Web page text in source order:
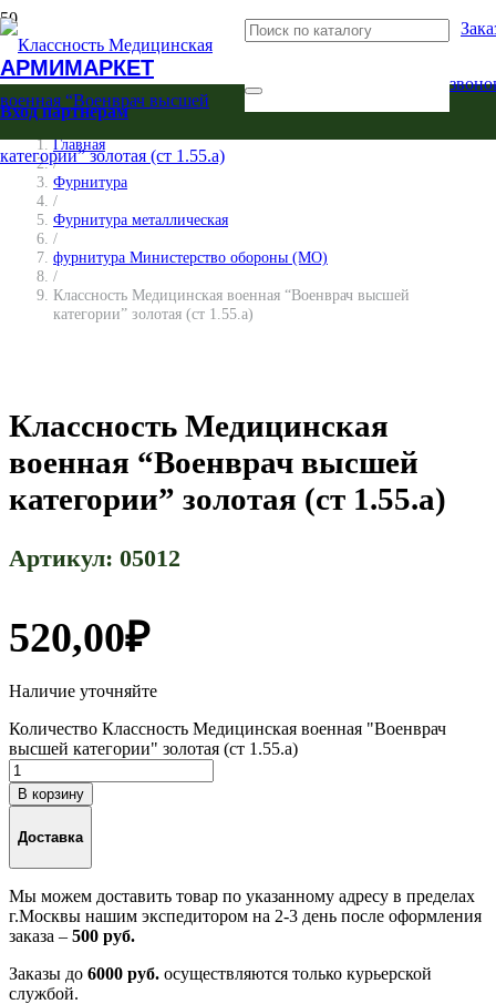
АРМИМАРКЕТ
Вход партнерам
Главная
/
Фурнитура
/
Фурнитура металлическая
/
фурнитура Министерство обороны (МО)
/
Классность Медицинская военная “Военврач высшей
категории” золотая (ст 1.55.а)
Классность Медицинская
военная “Военврач высшей
категории” золотая (ст 1.55.а)
Артикул: 05012
520,00₽
Наличие уточняйте
Количество Классность Медицинская военная "Военврач
высшей категории" золотая (ст 1.55.а)
В корзину
Доставка
Мы можем доставить товар по указанному адресу в пределах
г.Москвы нашим экспедитором на 2-3 день после оформления
заказа – 500 руб.
Заказы до 6000 руб. осуществляются только курьерской
службой.